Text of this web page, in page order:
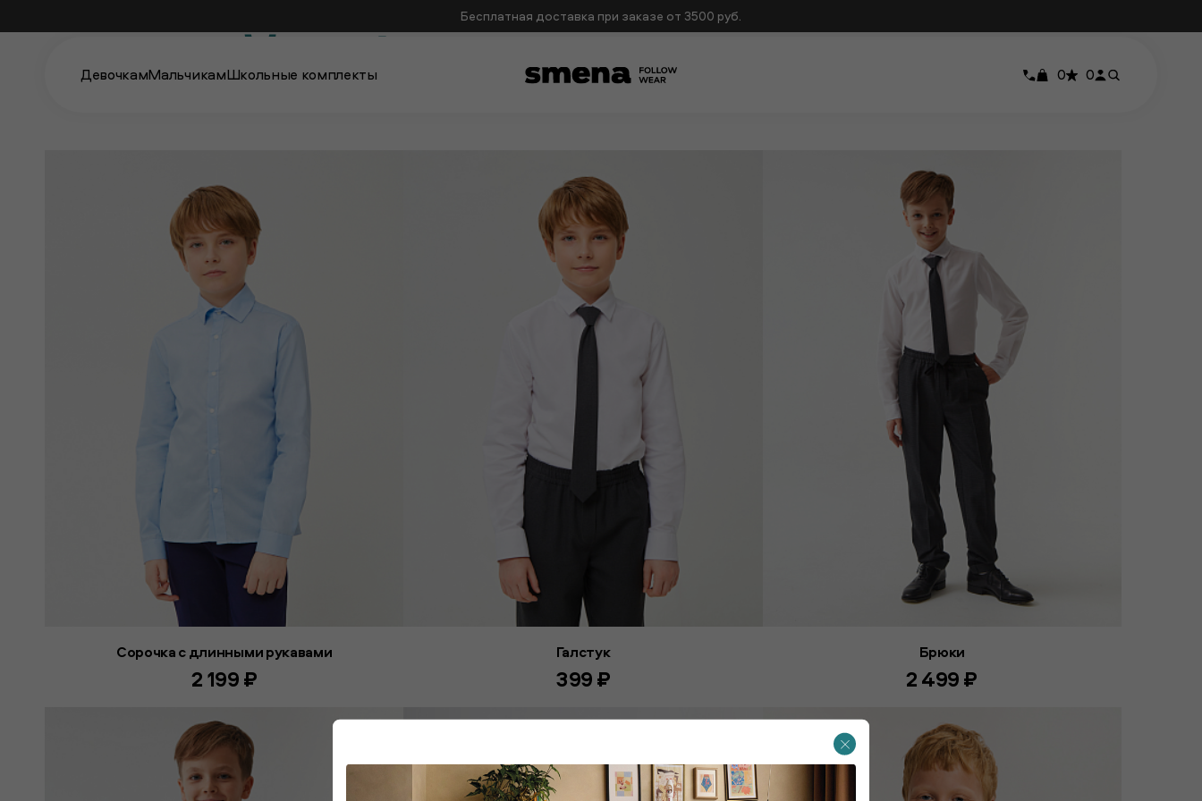
Бесплатная доставка при заказе от 3500 руб.
ДевочкамМальчикамШкольные комплекты 0 0
серый образ с жилетом
Сорочка с длинными рукавами
2 199 ₽
Галстук
399 ₽
Брюки
2 499 ₽